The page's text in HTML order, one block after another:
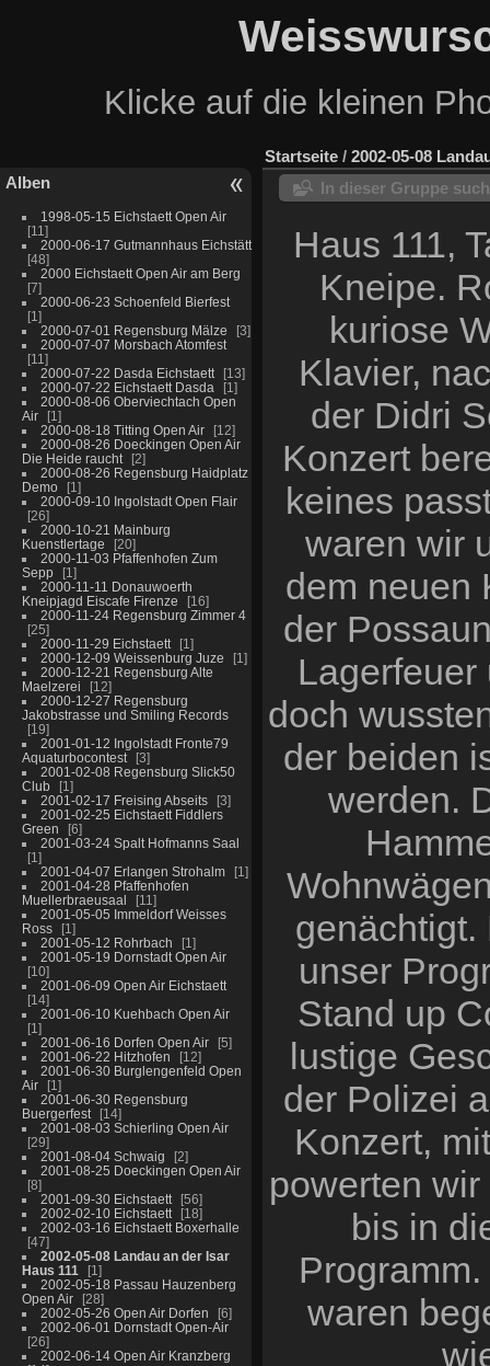
Klicke auf die kleinen
Alben
1998-05-15 Eichstaett Open Air
11
2000-06-17 Gutmannhaus Eichstätt
48
2000 Eichstaett Open Air am Berg
7
2000-06-23 Schoenfeld Bierfest
1
2000-07-01 Regensburg Mälze
3
2000-07-07 Morsbach Atomfest
11
2000-07-22 Dasda Eichstaett
13
2000-07-22 Eichstaett Dasda
1
2000-08-06 Oberviechtach Open
Air
1
2000-08-18 Titting Open Air
12
2000-08-26 Doeckingen Open Air
Die Heide raucht
2
2000-08-26 Regensburg Haidplatz
Demo
1
2000-09-10 Ingolstadt Open Flair
26
2000-10-21 Mainburg
Kuenstlertage
20
2000-11-03 Pfaffenhofen Zum
Sepp
1
2000-11-11 Donauwoerth
Kneipjagd Eiscafe Firenze
16
2000-11-24 Regensburg Zimmer 4
25
2000-11-29 Eichstaett
1
2000-12-09 Weissenburg Juze
1
2000-12-21 Regensburg Alte
Maelzerei
12
2000-12-27 Regensburg
Jakobstrasse und Smiling Records
19
2001-01-12 Ingolstadt Fronte79
Aquaturbocontest
3
2001-02-08 Regensburg Slick50
Club
1
2001-02-17 Freising Abseits
3
2001-02-25 Eichstaett Fiddlers
Green
6
2001-03-24 Spalt Hofmanns Saal
1
2001-04-07 Erlangen Strohalm
1
2001-04-28 Pfaffenhofen
Muellerbraeusaal
11
2001-05-05 Immeldorf Weisses
Ross
1
2001-05-12 Rohrbach
1
2001-05-19 Dornstadt Open Air
10
2001-06-09 Open Air Eichstaett
14
2001-06-10 Kuehbach Open Air
1
2001-06-16 Dorfen Open Air
5
2001-06-22 Hitzhofen
12
2001-06-30 Burglengenfeld Open
Air
1
2001-06-30 Regensburg
Buergerfest
14
2001-08-03 Schierling Open Air
29
2001-08-04 Schwaig
2
2001-08-25 Doeckingen Open Air
8
2001-09-30 Eichstaett
56
2002-02-10 Eichstaett
18
2002-03-16 Eichstaett Boxerhalle
47
2002-05-08 Landau an der Isar
Haus 111
1
2002-05-18 Passau Hauzenberg
Open Air
28
2002-05-26 Open Air Dorfen
6
2002-06-01 Dornstadt Open-Air
26
2002-06-14 Open Air Kranzberg
Startseite / 2002-05-08
In dieser Gruppe
Haus 111,
Kneipe.
kuriose
Klavier,
der Didri
Konzert
keines
waren wir
dem neuen
der
doch
der beiden
werden.
genächtigt.
unser
Stand up
lustige
der Polizei
Konzert,
powerten
bis in
waren